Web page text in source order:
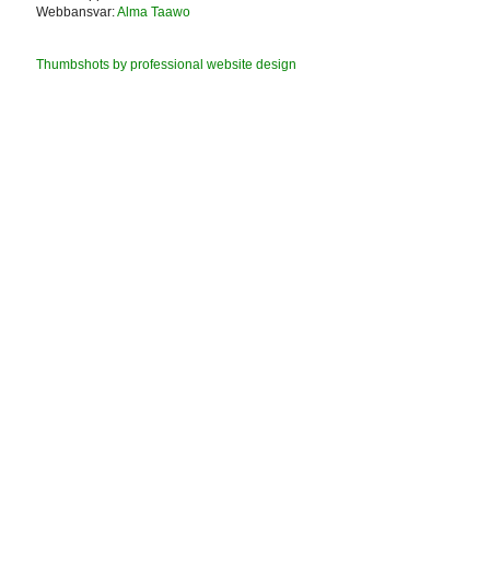
Webbansvar:Alma Taawo
Thumbshots by professional website design